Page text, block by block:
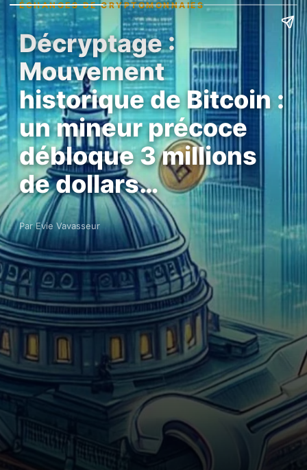
ÉCHANGES DE CRYPTOMONNAIES
Décryptage :
Mouvement
historique de Bitcoin :
un mineur précoce
débloque 3 millions
de dollars…
Par Evie Vavasseur